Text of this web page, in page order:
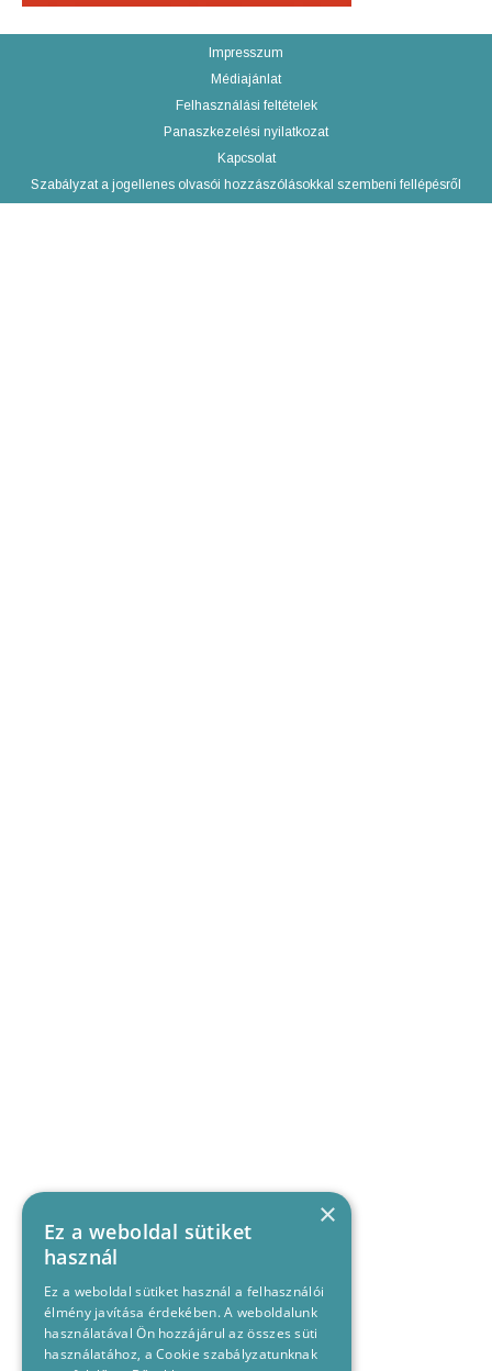
Impresszum
Médiajánlat
Felhasználási feltételek
Panaszkezelési nyilatkozat
Kapcsolat
Szabályzat a jogellenes olvasói hozzászólásokkal szembeni fellépésről
×
Ez a weboldal sütiket
használ
Ez a weboldal sütiket használ a felhasználói
élmény javítása érdekében. A weboldalunk
használatával Ön hozzájárul az összes süti
használatához, a Cookie szabályzatunknak